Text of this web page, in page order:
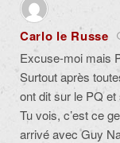
Carlo le Russe
Excuse-moi mais
Surtout après
ont dit sur le PQ
Tu vois, c’est ce
arrivé avec Guy